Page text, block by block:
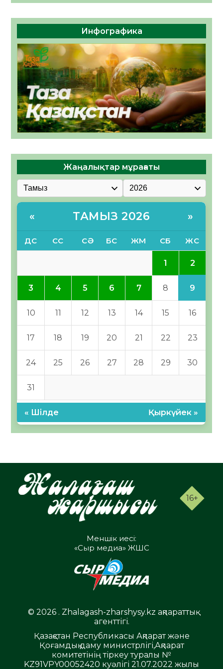
Инфографика
Жаңалықтар мұрағаты
« ТАМЫЗ 2026 »
ДС СС СӘ БС ЖМ СБ ЖС
1 2
3 4 5 6 7 8 9
10 11 12 13 14 15 16
17 18 19 20 21 22 23
24 25 26 27 28 29 30
31
« Шілде Қыркүйек »
16+
Меншік иесі:
«Сыр медиа» ЖШС
© 2026 . Zhalagash-zharshysy.kz ақпараттық
агенттігі.
Қазақстан Республикасы Ақпарат және
Қоғамдық даму министрлігі,Ақпарат
комитетінің тіркеу туралы №
KZ91VPY00052420 куәлігі 21.07.2022 жылы